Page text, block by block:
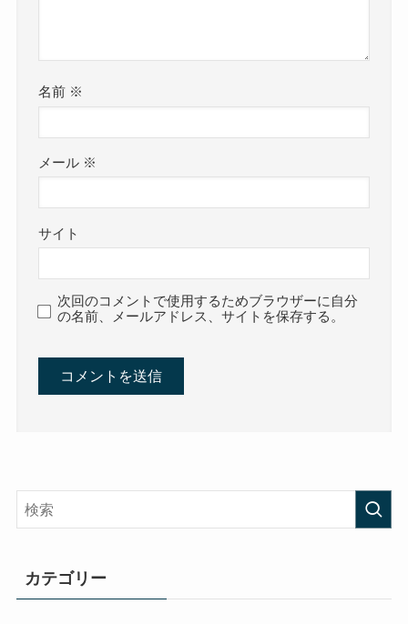
名前 ※
メール ※
サイト
次回のコメントで使用するためブラウザーに自分
の名前、メールアドレス、サイトを保存する。
カテゴリー